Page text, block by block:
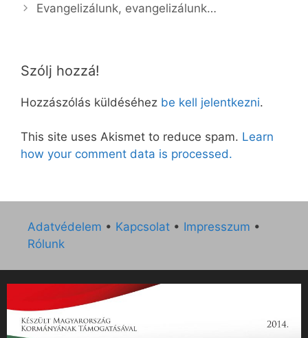
Evangelizálunk, evangelizálunk…
Szólj hozzá!
Hozzászólás küldéséhez be kell jelentkezni.
This site uses Akismet to reduce spam. Learn
how your comment data is processed.
Adatvédelem • Kapcsolat • Impresszum •
Rólunk